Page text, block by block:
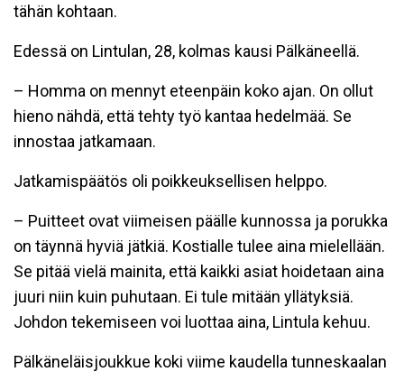
tähän kohtaan.
Edessä on Lintulan, 28, kolmas kausi Pälkäneellä.
– Homma on mennyt eteenpäin koko ajan. On ollut
hieno nähdä, että tehty työ kantaa hedelmää. Se
innostaa jatkamaan.
Jatkamispäätös oli poikkeuksellisen helppo.
– Puitteet ovat viimeisen päälle kunnossa ja porukka
on täynnä hyviä jätkiä. Kostialle tulee aina mielellään.
Se pitää vielä mainita, että kaikki asiat hoidetaan aina
juuri niin kuin puhutaan. Ei tule mitään yllätyksiä.
Johdon tekemiseen voi luottaa aina, Lintula kehuu.
Pälkäneläisjoukkue koki viime kaudella tunneskaalan